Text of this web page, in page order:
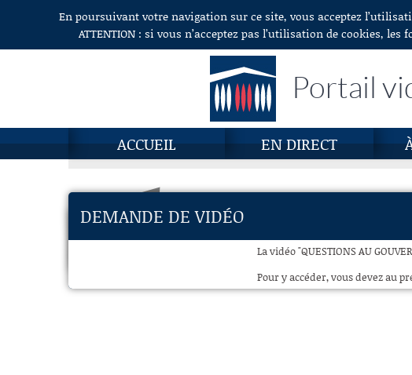
Aller au contenuEn poursuivant votre navigation sur ce site, vous acceptez
ATTENTION : si vous n’acceptez pas l’utilisation de cookies,
Portail
ACCUEIL EN DIRECT
DEMANDE DE VIDÉO
La vidéo "QUESTIONS AU
Pour y accéder, vous devez au